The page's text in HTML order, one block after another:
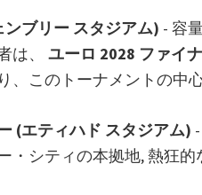
ンブリー スタジアム) - 容
は、 ユーロ 2028 ファイ
、このトーナメントの中
(エティハド スタジアム)
・シティの本拠地, 熱狂